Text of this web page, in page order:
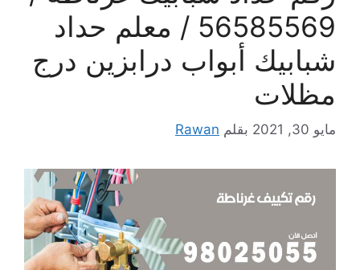
56585569 / معلم حداد
شبابيك أبواب درابزين درج
مظلات
مايو 30, 2021 بقلم Rawan